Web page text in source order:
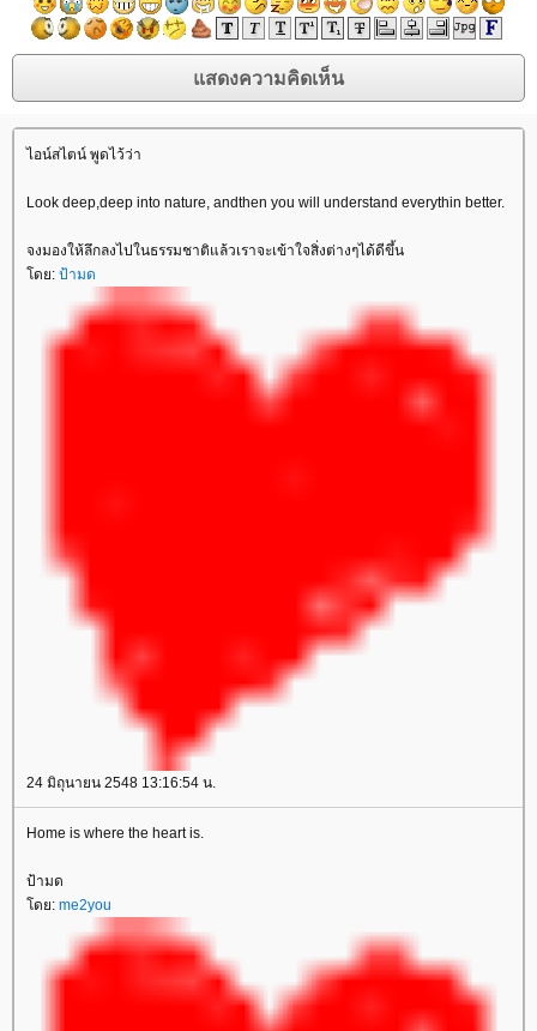
ไอน์สไตน์ พูดไว้ว่า
Look deep,deep into nature, andthen you will understand everythin better.
จงมองให้ลึกลงไปในธรรมชาติแล้วเราจะเข้าใจสิ่งต่างๆได้ดีขึ้น
ดย: ป้ามด
24 มิถุนายน 2548 13:16:54 น.
Home is where the heart is.
ป้ามด
ดย: me2you